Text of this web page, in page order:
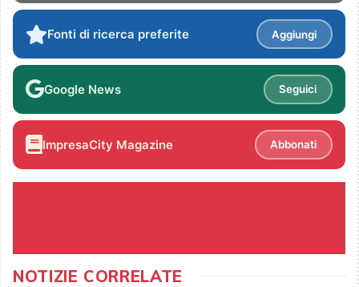
Fonti di ricerca preferite Aggiungi
Google News Seguici
ImpresaCity Magazine Abbonati
NOTIZIE CORRELATE